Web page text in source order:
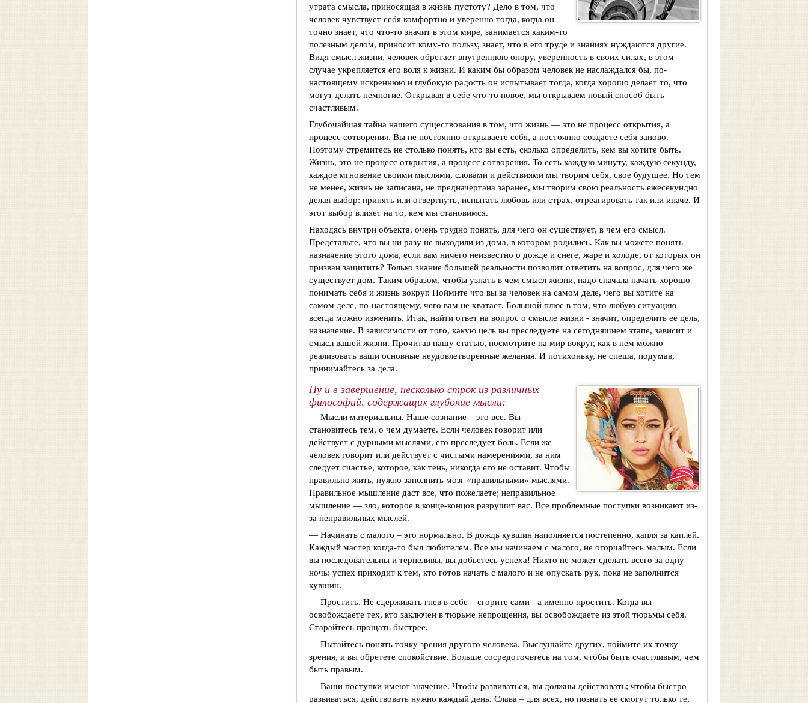
утрата смысла, приносящая в жизнь пустоту? Дело в том, что
человек чувствует себя комфортно и уверенно тогда, когда он
точно знает, что что-то значит в этом мире, занимается каким-то
полезным делом, приносит кому-то пользу, знает, что в его труде и знаниях нуждаются другие.
Видя смысл жизни, человек обретает внутреннюю опору, уверенность в своих силах, в этом
случае укрепляется его воля к жизни. И каким бы образом человек не наслаждался бы, по-
настоящему искреннюю и глубокую радость он испытывает тогда, когда хорошо делает то, что
могут делать немногие. Открывая в себе что-то новое, мы открываем новый способ быть
счастливым.
Глубочайшая тайна нашего существования в том, что жизнь — это не процесс открытия, а
процесс сотворения. Вы не постоянно открываете себя, а постоянно создаете себя заново.
Поэтому стремитесь не столько понять, кто вы есть, сколько определить, кем вы хотите быть.
Жизнь, это не процесс открытия, а процесс сотворения. То есть каждую минуту, каждую секунду,
каждое мгновение своими мыслями, словами и действиями мы творим себя, свое будущее. Но тем
не менее, жизнь не записана, не предначертана заранее, мы творим свою реальность ежесекундно
делая выбор: принять или отвергнуть, испытать любовь или страх, отреагировать так или иначе. И
этот выбор влияет на то, кем мы становимся.
Находясь внутри объекта, очень трудно понять, для чего он существует, в чем его смысл.
Представьте, что вы ни разу не выходили из дома, в котором родились. Как вы можете понять
назначение этого дома, если вам ничего неизвестно о дожде и снеге, жаре и холоде, от которых он
призван защитить? Только знание большей реальности позволит ответить на вопрос, для чего же
существует дом. Таким образом, чтобы узнать в чем смысл жизни, надо сначала начать хорошо
понимать себя и жизнь вокруг. Поймите что вы за человек на самом деле, чего вы хотите на
самом деле, по-настоящему, чего вам не хватает. Большой плюс в том, что любую ситуацию
всегда можно изменить. Итак, найти ответ на вопрос о смысле жизни - значит, определить ее цель,
назначение. В зависимости от того, какую цель вы преследуете на сегодняшнем этапе, зависит и
смысл вашей жизни. Прочитав нашу статью, посмотрите на мир вокруг, как в нем можно
реализовать ваши основные неудовлетворенные желания. И потихоньку, не спеша, подумав,
принимайтесь за дела.
Ну и в завершение, несколько строк из различных
философий, содержащих глубокие мысли:
— Мысли материальны. Наше сознание – это все. Вы
становитесь тем, о чем думаете. Если человек говорит или
действует с дурными мыслями, его преследует боль. Если же
человек говорит или действует с чистыми намерениями, за ним
следует счастье, которое, как тень, никогда его не оставит. Чтобы
правильно жить, нужно заполнить мозг «правильными» мыслями.
Правильное мышление даст все, что пожелаете; неправильное
мышление — зло, которое в конце-концов разрушит вас. Все проблемные поступки возникают из-
за неправильных мыслей.
— Начинать с малого – это нормально. В дождь кувшин наполняется постепенно, капля за каплей.
Каждый мастер когда-то был любителем. Все мы начинаем с малого, не огорчайтесь малым. Если
вы последовательны и терпеливы, вы добьетесь успеха! Никто не может сделать всего за одну
ночь: успех приходит к тем, кто готов начать с малого и не опускать рук, пока не заполнится
кувшин.
— Простить. Не сдерживать гнев в себе – сгорите сами - а именно простить. Когда вы
освобождаете тех, кто заключен в тюрьме непрощения, вы освобождаете из этой тюрьмы себя.
Старайтесь прощать быстрее.
— Пытайтесь понять точку зрения другого человека. Выслушайте других, поймите их точку
зрения, и вы обретете спокойствие. Больше сосредоточьтесь на том, чтобы быть счастливым, чем
быть правым.
— Ваши поступки имеют значение. Чтобы развиваться, вы должны действовать; чтобы быстро
развиваться, действовать нужно каждый день. Слава – для всех, но познать ее смогут только те,